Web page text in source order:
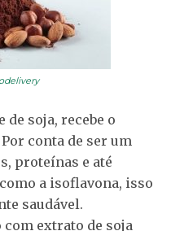
de soja, recebe o
conta de ser um
proteínas e até
a isoflavona, isso
saudável.
extrato de soja